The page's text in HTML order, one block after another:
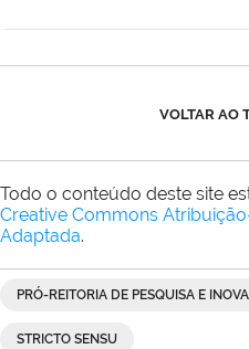
VOLTAR AO
Todo o conteúdo deste site
Creative Commons
Adaptada.
PRÓ-REITORIA DE PESQUISA E
STRICTO SENSU